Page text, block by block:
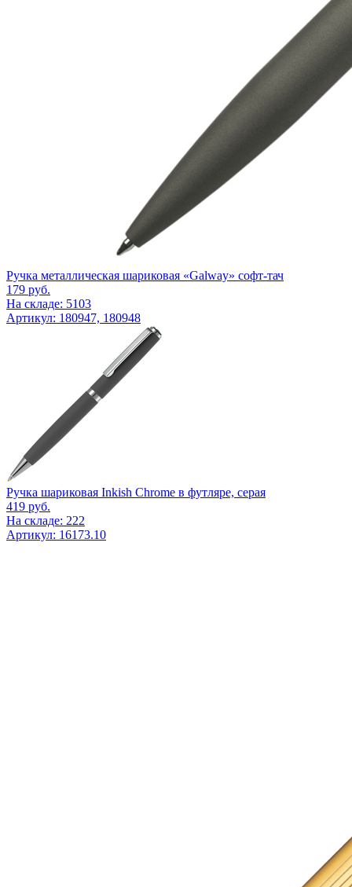
Ручка металлическая шариковая «Galway» софт-тач
179 руб.
На складе: 5103
Артикул: 180947, 180948
Ручка шариковая Inkish Chrome в футляре, серая
419 руб.
На складе: 222
Артикул: 16173.10